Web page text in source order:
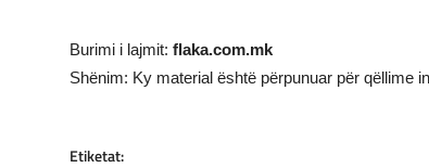
Burimi i lajmit: flaka.com.mk
Shënim: Ky material është përpunuar për qëllime
Etiketat: